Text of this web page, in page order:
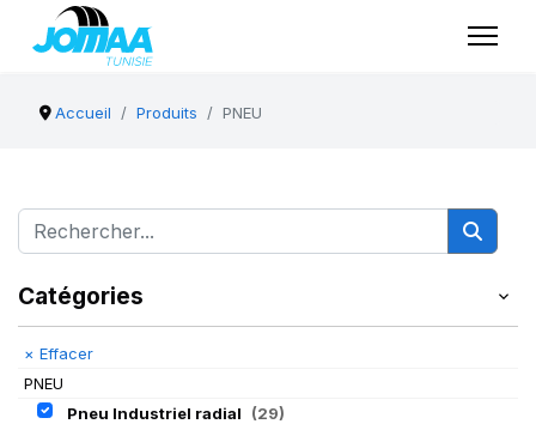
Accueil Produits PNEU
Catégories
× Effacer
PNEU
Pneu Industriel radial
(29)